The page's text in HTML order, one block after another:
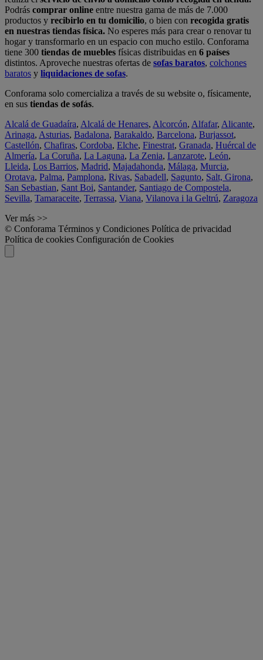
Podrás comprar online entre nuestra gama de más de 7.000
productos y recibirlo en tu domicilio, o bien con recogida gratis
en nuestras tiendas física. No esperes más para crear o renovar tu
hogar y transformarlo en un espacio con mucho estilo. Conforama
tiene 300 tiendas de muebles físicas distribuidas en 6 países
distintos. Aproveche nuestras ofertas de sofas baratos, colchones
baratos y liquidaciones de sofas.
Conforama solo comercializa a través de su website o, físicamente,
en sus tiendas de sofás.
Alcalá de Guadaíra, Alcalá de Henares, Alcorcón, Alfafar, Alicante,
Arinaga, Asturias, Badalona, Barakaldo, Barcelona, Burjassot,
Castellón, Chafiras, Cordoba, Elche, Finestrat, Granada, Huércal de
Almería, La Coruña, La Laguna, La Zenia, Lanzarote, León,
Lleida, Los Barrios, Madrid, Majadahonda, Málaga, Murcia,
Orotava, Palma, Pamplona, Rivas, Sabadell, Sagunto, Salt, Girona,
San Sebastian, Sant Boi, Santander, Santiago de Compostela,
Sevilla, Tamaraceite, Terrassa, Viana, Vilanova i la Geltrú, Zaragoza
Ver más >>
© Conforama Términos y Condiciones Política de privacidad
Política de cookies Configuración de Cookies